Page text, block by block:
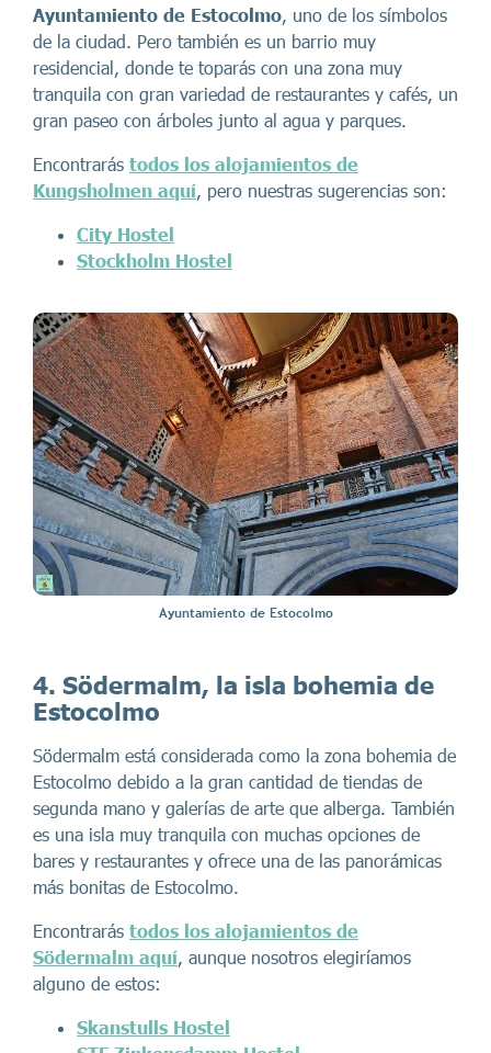
Ayuntamiento de Estocolmo, uno de los símbolos
de la ciudad. Pero también es un barrio muy
residencial, donde te toparás con una zona muy
tranquila con gran variedad de restaurantes y cafés, un
gran paseo con árboles junto al agua y parques.
Encontrarás todos los alojamientos de
Kungsholmen aquí, pero nuestras sugerencias son:
City Hostel
Stockholm Hostel
Ayuntamiento de Estocolmo
4. Södermalm, la isla bohemia de
Estocolmo
Södermalm está considerada como la zona bohemia de
Estocolmo debido a la gran cantidad de tiendas de
segunda mano y galerías de arte que alberga. También
es una isla muy tranquila con muchas opciones de
bares y restaurantes y ofrece una de las panorámicas
más bonitas de Estocolmo.
Encontrarás todos los alojamientos de
Södermalm aquí, aunque nosotros elegiríamos
alguno de estos:
Skanstulls Hostel